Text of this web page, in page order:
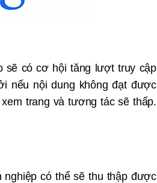
sẽ có cơ hội tăng lượt truy cập
nếu nội dung không đạt được
trang và tương tác sẽ thấp.
nghiệp có thể sẽ thu thập được